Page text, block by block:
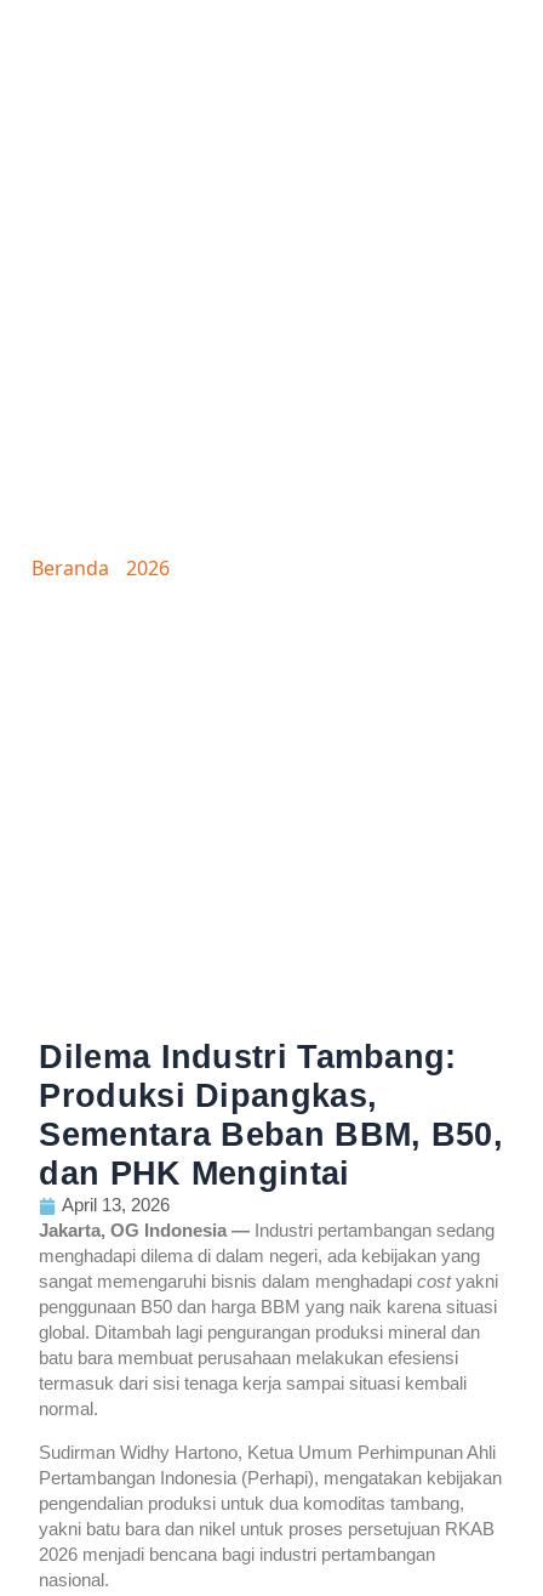
MENGINTAI
Beranda 2026
Dilema Industri Tambang:
Produksi Dipangkas,
Sementara Beban BBM, B50,
dan PHK Mengintai
April 13, 2026
Jakarta, OG Indonesia — Industri pertambangan sedang
menghadapi dilema di dalam negeri, ada kebijakan yang
sangat memengaruhi bisnis dalam menghadapicostyakni
penggunaan B50 dan harga BBM yang naik karena situasi
global. Ditambah lagi pengurangan produksi mineral dan
batu bara membuat perusahaan melakukan efesiensi
termasuk dari sisi tenaga kerja sampai situasi kembali
normal.
Sudirman Widhy Hartono, Ketua Umum Perhimpunan Ahli
Pertambangan Indonesia (Perhapi), mengatakan kebijakan
pengendalian produksi untuk dua komoditas tambang,
yakni batu bara dan nikel untuk proses persetujuan RKAB
2026 menjadi bencana bagi industri pertambangan
nasional.